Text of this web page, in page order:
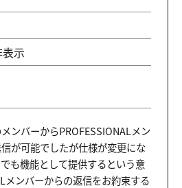
示
ンバーからPROFESSIONALメン
が可能でしたが仕様が変更にな
も機能として提供するという意
メンバーからの返信をお約束する